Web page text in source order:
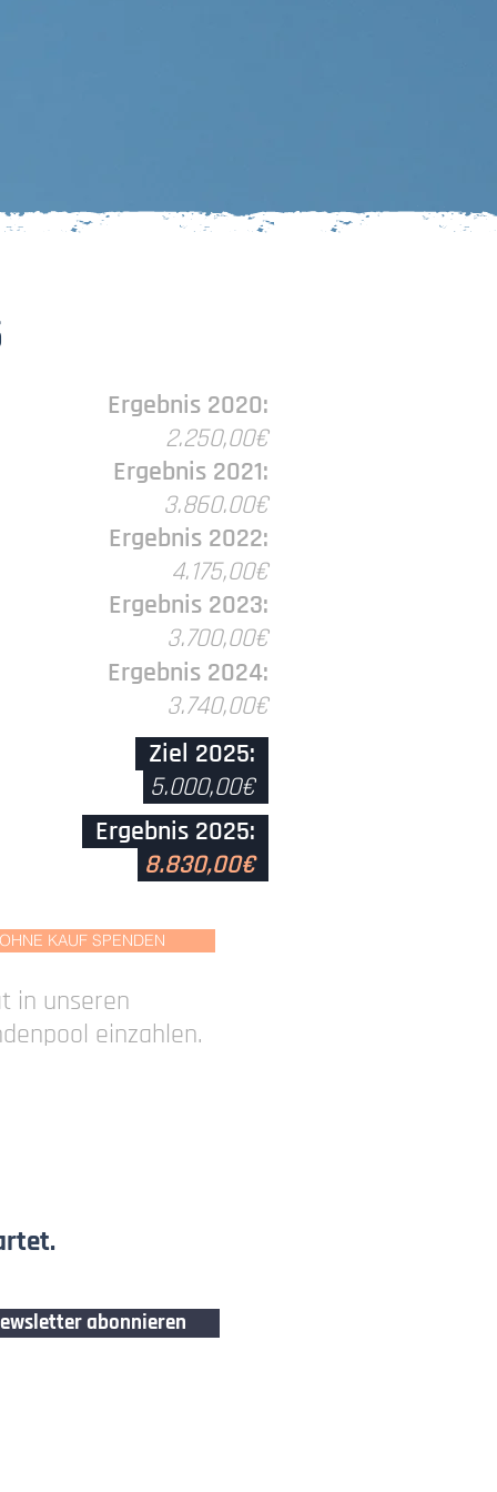
Ergebnis 2020:
2.250,00€
Ergebnis 2021:
3.860.00€
Ergebnis 2022:
4.175,00€
Ergebnis 2024:
3.740,00€
Ergebnis 2023:
3.700,00€
Ziel 2025:
5.000,00€
Ergebnis 2025:
8.830,00€
OHNE KAUF SPENDEN
in unseren
einzahlen.
abonnieren